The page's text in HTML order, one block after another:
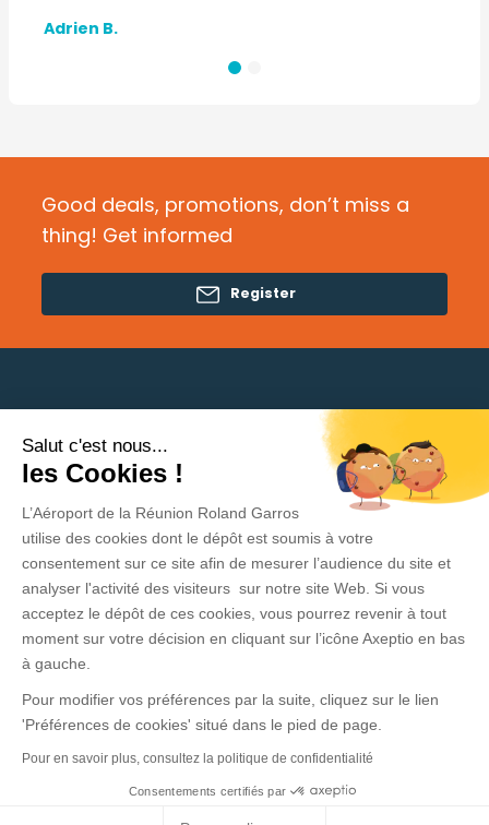
Salut c'est nous...
les Cookies !
L’Aéroport de la Réunion Roland Garros
utilise des cookies dont le dépôt est soumis à votre
consentement sur ce site afin de mesurer l’audience du site et
analyser l'activité des visiteurs sur notre site Web. Si vous
acceptez le dépôt de ces cookies, vous pourrez revenir à tout
moment sur votre décision en cliquant sur l’icône Axeptio en bas
à gauche.
Pour modifier vos préférences par la suite, cliquez sur le lien
'Préférences de cookies' situé dans le pied de page.
Pour en savoir plus, consultez la politique de confidentialité
Consentements certifiés par
Prénom
Adrien B.
Good deals, promotions, don’t miss a
thing! Get informed
Register
Need help?
Privacy Policy
Legal Information
Contact
General Conditions of sale and use